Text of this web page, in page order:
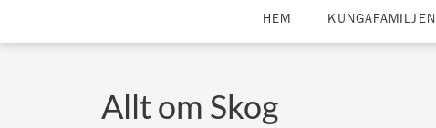
HEM KUNGAFAMILJEN
Allt om Skog